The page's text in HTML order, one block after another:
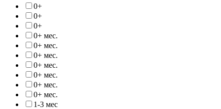
0+
0+
0+
0+ мес.
0+ мес.
0+ мес.
0+ мес.
0+ мес.
0+ мес.
0+ мес.
1-3 мес